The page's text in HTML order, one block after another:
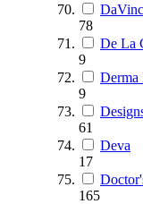
78
De La
9
Derma
9
61
Deva
17
165